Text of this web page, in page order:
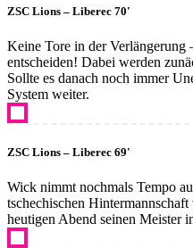
ZSC Lions – Liberec 70'
Keine Tore in der Verlängerung
entscheiden! Dabei werden
Sollte es danach noch immer
System weiter.
ZSC Lions – Liberec 69'
Wick nimmt nochmals Tempo
tschechischen
heutigen Abend seinen Meister